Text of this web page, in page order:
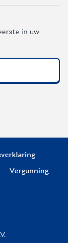
in uw
Vergunning